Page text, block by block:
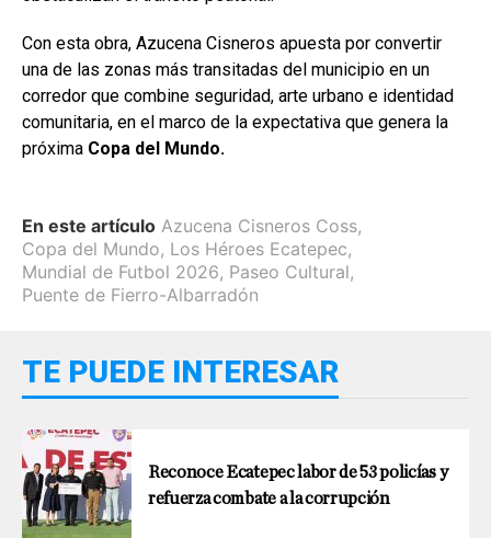
Con esta obra, Azucena Cisneros apuesta por convertir
una de las zonas más transitadas del municipio en un
corredor que combine seguridad, arte urbano e identidad
comunitaria, en el marco de la expectativa que genera la
próxima Copa del Mundo.
En este artículo Azucena Cisneros Coss,
Copa del Mundo, Los Héroes Ecatepec,
Mundial de Futbol 2026, Paseo Cultural,
Puente de Fierro-Albarradón
TE PUEDE INTERESAR
Reconoce Ecatepec labor de 53 policías y
refuerza combate a la corrupción